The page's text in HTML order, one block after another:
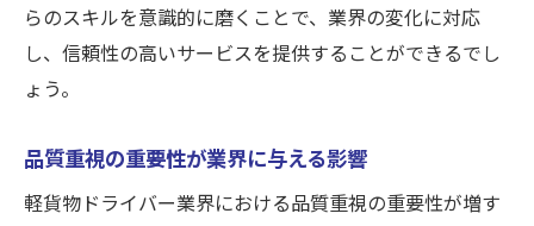
地域特性を活かした配送改善策
誤配送削減に向けた地域の取り組み事例
な基準
らのスキルを意識的に磨くことで、業界の変化に対応
し、信頼性の高いサービスを提供することができるでし
ょう。
品質重視の重要性が業界に与える影響
軽貨物ドライバー業界における品質重視の重要性が増す